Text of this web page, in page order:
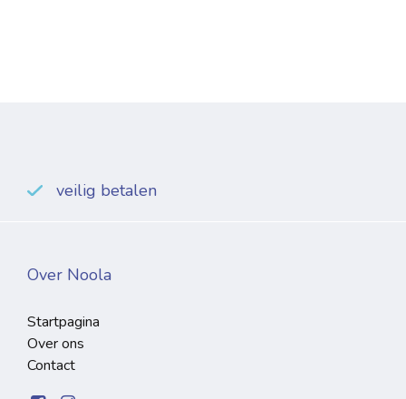
veilig betalen
Over Noola
Startpagina
Over ons
Contact